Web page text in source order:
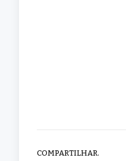
COMPARTILHAR.